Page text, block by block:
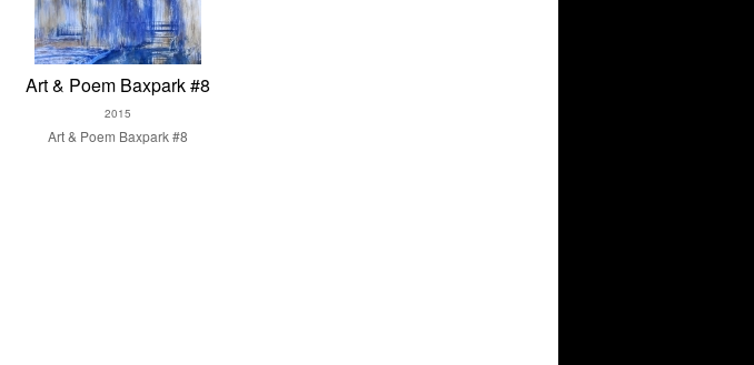
Art & Poem Baxpark #8
2015
Art & Poem Baxpark #8